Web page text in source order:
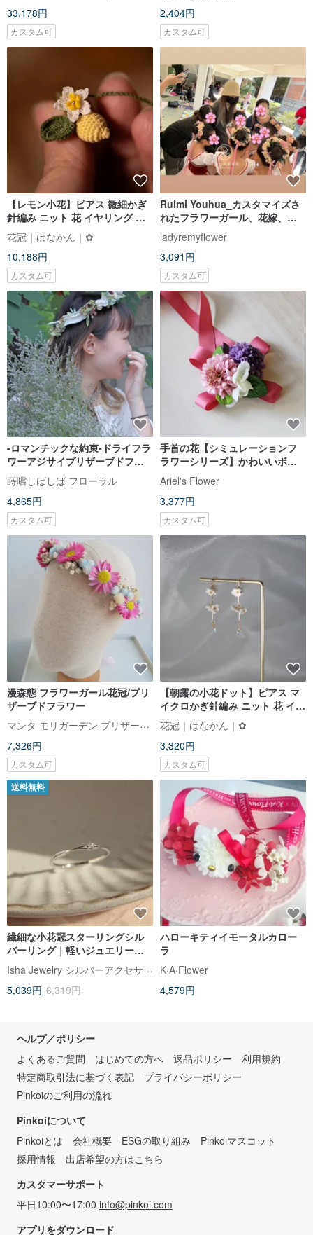
33,178円
カスタム可
2,404円
カスタム可
【レモン小花】ピアス 微細かぎ
針編み ニット 花 イヤリング 手
作り ピアス
花冠｜はなかん｜✿
10,188円
カスタム可
Ruimi Youhua_カスタマイズさ
れたフラワーガール、花嫁、ブ
ライズメイド、花冠、花輪、花
カチューシャ、ウェディングド
レス
ladyremyflower
3,091円
カスタム可
-ロマンチックな約束-ドライフラ
ワーアジサイプリザーブドフラ
ワーウェディングティアラフラ
ワー
蒔嚐しばしば フローラル
4,865円
カスタム可
手首の花【シミュレーションフ
ラワーシリーズ】かわいいボー
ル菊（紫）
Ariel's Flower
3,377円
カスタム可
漫森態 フラワーガール花冠/プリ
ザーブドフラワー
マンタ モリガーデン プリザーブドフラワー
7,326円
カスタム可
【朝露の小花ドット】ピアス マ
イクロかぎ針編み ニット 花 イヤ
リング イヤークリップ ハンドメ
イド ピアス
花冠｜はなかん｜✿
3,320円
カスタム可
送料無料
繊細な小花冠スターリングシル
バーリング｜軽いジュエリー
感。細心の。野生。フラワーデ
ザイン。 2色展開
Isha Jewelry シルバーアクセサリー
5,039円 6,319円
ハローキティイモータルカロー
ラ
K·A·Flower
4,579円
ヘルプ／ポリシー
よくあるご質問
はじめての方へ 返品ポリシー
利用規約
特定商取引法に基づく表記
プライバシーポリシー
Pinkoiのご利用の流れ
Pinkoiについて
Pinkoiとは
会社概要 ESGの取り組み
Pinkoiマスコット
採用情報
出店希望の方はこちら
カスタマーサポート
平日10:00〜17:00 info@pinkoi.com
アプリをダウンロード